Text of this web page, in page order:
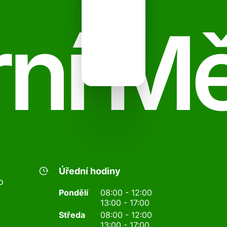
Úřední hodiny
Pondělí
08:00 - 12:00
13:00 - 17:00
Středa
08:00 - 12:00